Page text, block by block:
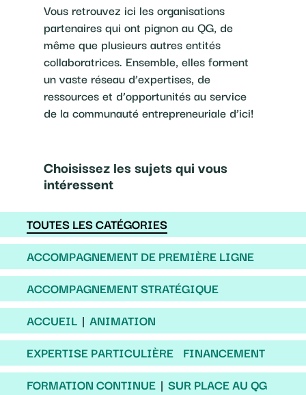
Vous retrouvez ici les organisations
partenaires qui ont pignon au QG, de
même que plusieurs autres entités
collaboratrices. Ensemble, elles forment
un vaste réseau d’expertises, de
ressources et d’opportunités au service
de la communauté entrepreneuriale d’ici!
Choisissez les sujets qui vous
intéressent
TOUTES LES CATÉGORIES
ACCOMPAGNEMENT DE PREMIÈRE LIGNE
ACCOMPAGNEMENT STRATÉGIQUE
ACCUEIL
ANIMATION
EXPERTISE PARTICULIÈRE FINANCEMENT
FORMATION CONTINUE
SUR PLACE AU QG